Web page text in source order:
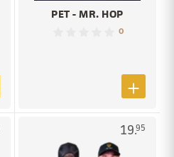
PET - MR. HOP
0
19.95